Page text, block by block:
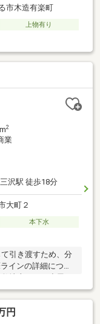
市木造有楽町
上物有り
2
業
沢駅 徒歩18分
大町２
本下水
引き渡すため、分
インの詳細につい
お引渡しします。
市役所などが徒歩
円